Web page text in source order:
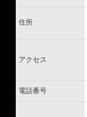
住所
アクセス
電話番号